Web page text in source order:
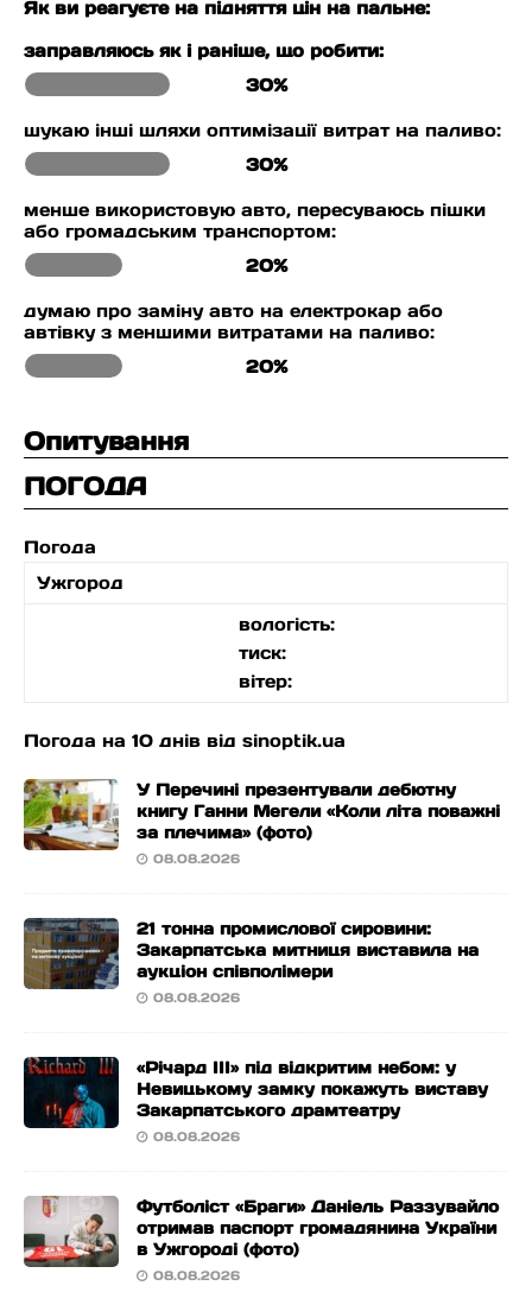
Як ви реагуєте на підняття цін на пальне:
заправляюсь як і раніше, що робити:
30%
шукаю інші шляхи оптимізації витрат на паливо:
30%
менше використовую авто, пересуваюсь пішки
або громадським транспортом:
20%
думаю про заміну авто на електрокар або
автівку з меншими витратами на паливо:
20%
Опитування
ПОГОДА
Погода
Ужгород
вологість:
тиск:
вітер:
Погода на 10 днів від sinoptik.ua
У Перечині презентували дебютну
книгу Ганни Мегели «Коли літа поважні
за плечима» (фото)
08.08.2026
21 тонна промислової сировини:
Закарпатська митниця виставила на
аукціон співполімери
08.08.2026
«Річард ІІІ» під відкритим небом: у
Невицькому замку покажуть виставу
Закарпатського драмтеатру
08.08.2026
Футболіст «Браги» Даніель Раззувайло
отримав паспорт громадянина України
в Ужгороді (фото)
08.08.2026